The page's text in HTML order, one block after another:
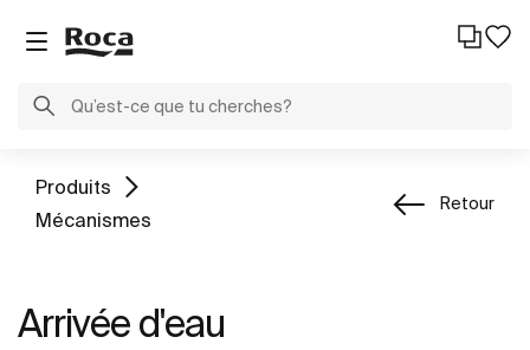
Produits
Mécanismes
Retour
Arrivée d'eau